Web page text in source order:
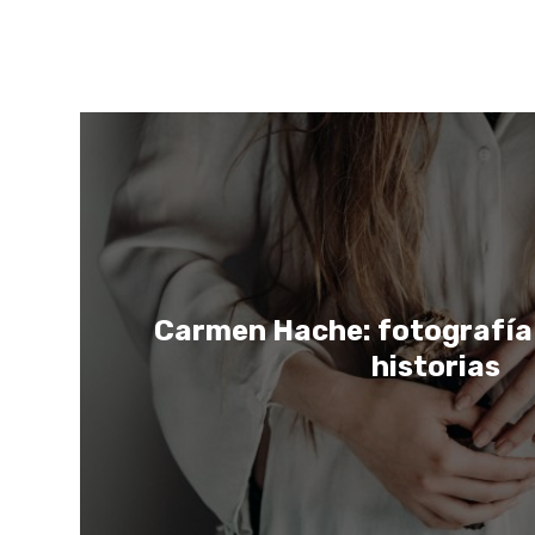
Carmen Hache:
historias